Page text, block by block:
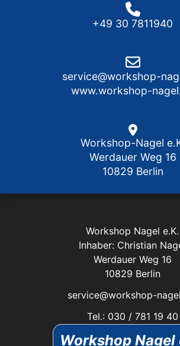
Workshop Nagel
+49 30 7811940
service@workshop-
www.workshop-
Workshop-Nagel
Werdauer Weg 16
10829 Berlin
Workshop Nagel e.K.
Inhaber: Christian
Werdauer Weg 16
10829 Berlin
service@workshop-
Tel.: 030 / 781 19 40